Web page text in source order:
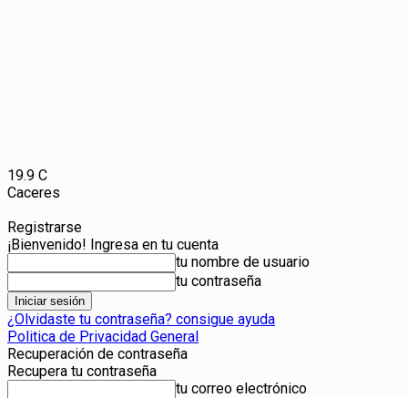
19.9 C
Caceres
Registrarse
¡Bienvenido! Ingresa en tu cuenta
tu nombre de usuario
tu contraseña
¿Olvidaste tu contraseña? consigue ayuda
Politica de Privacidad General
Recuperación de contraseña
Recupera tu contraseña
tu correo electrónico